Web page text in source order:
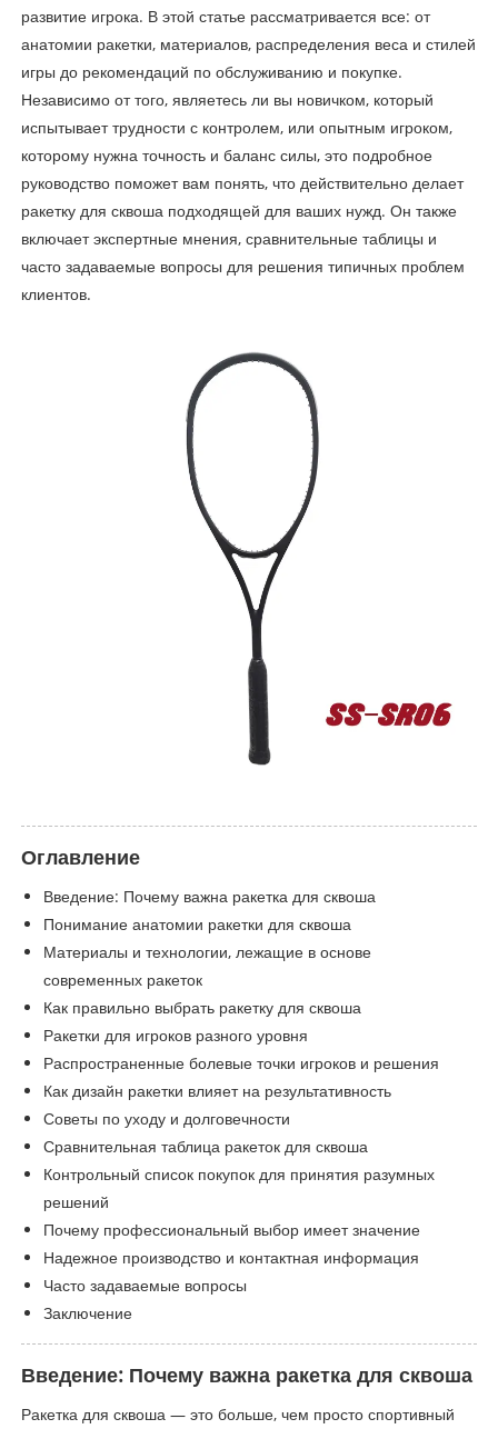
развитие игрока. В этой статье рассматривается все: от
анатомии ракетки, материалов, распределения веса и стилей
игры до рекомендаций по обслуживанию и покупке.
Независимо от того, являетесь ли вы новичком, который
испытывает трудности с контролем, или опытным игроком,
которому нужна точность и баланс силы, это подробное
руководство поможет вам понять, что действительно делает
ракетку для сквоша подходящей для ваших нужд. Он также
включает экспертные мнения, сравнительные таблицы и
часто задаваемые вопросы для решения типичных проблем
клиентов.
Оглавление
Введение: Почему важна ракетка для сквоша
Понимание анатомии ракетки для сквоша
Материалы и технологии, лежащие в основе
современных ракеток
Как правильно выбрать ракетку для сквоша
Ракетки для игроков разного уровня
Распространенные болевые точки игроков и решения
Как дизайн ракетки влияет на результативность
Советы по уходу и долговечности
Сравнительная таблица ракеток для сквоша
Контрольный список покупок для принятия разумных
решений
Почему профессиональный выбор имеет значение
Надежное производство и контактная информация
Часто задаваемые вопросы
Заключение
Введение: Почему важна ракетка для сквоша
Ракетка для сквоша — это больше, чем просто спортивный